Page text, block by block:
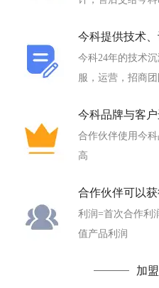
今科提供技术
今科24年的技术
服，运营，招商
今科品牌与客
合作伙伴使用今
高
合作伙伴可以
利润=首次合作利
值产品利润
加